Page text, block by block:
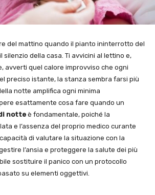
del mattino quando il pianto ininterrotto del
silenzio della casa. Ti avvicini al lettino e,
avverti quel calore improvviso che ogni
preciso istante, la stanza sembra farsi più
notte amplifica ogni minima
esattamente cosa fare quando un
notte è fondamentale, poiché la
e l’assenza del proprio medico curante
di valutare la situazione con la
l’ansia e proteggere la salute dei più
sostituire il panico con un protocollo
su elementi oggettivi.